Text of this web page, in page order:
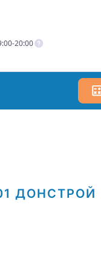
20:00
ДОНСТРОЙ